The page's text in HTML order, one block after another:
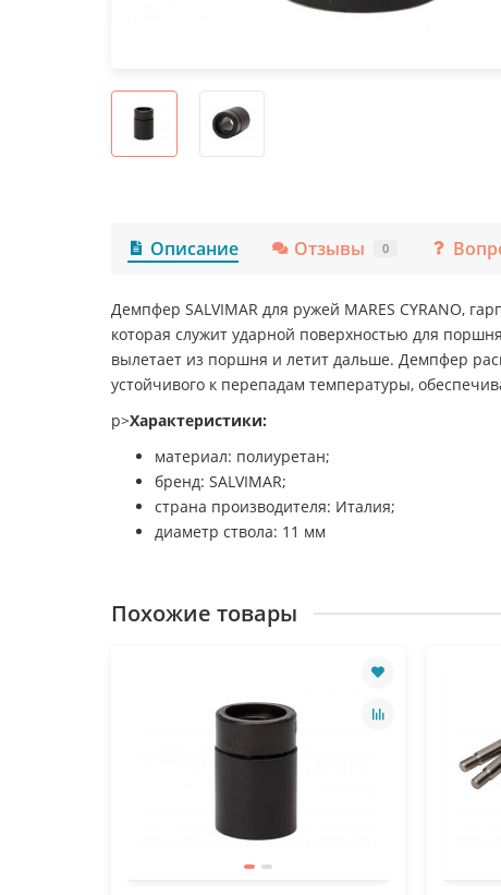
Описание Отзывы 0
Демпфер SALVIMAR для ружей MARES CYRANO,
которая служит ударной поверхностью для
вылетает из поршня и летит дальше. Демпфер
устойчивого к перепадам температуры,
p>Характеристики:
материал: полиуретан;
бренд: SALVIMAR;
страна производителя: Италия;
диаметр ствола: 11 мм
Похожие товары